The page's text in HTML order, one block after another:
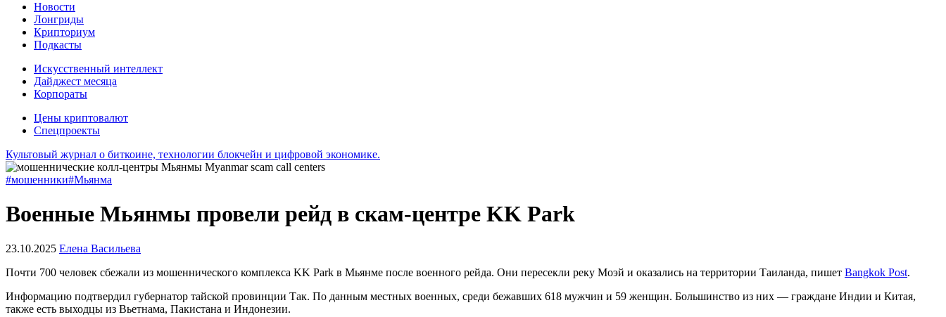
Новости
Лонгриды
Крипториум
Подкасты
Искусственный интеллект
Дайджест месяца
Корпораты
Цены криптовалют
Спецпроекты
Культовый журнал о биткоине, технологии блокчейн и цифровой экономике.
#мошенники#Мьянма
Военные Мьянмы провели рейд в скам-центре KK Park
23.10.2025 Елена Васильева
Почти 700 человек сбежали из мошеннического комплекса KK Park в Мьянме после военного рейда. Они пересекли реку Моэй и оказались на территории Таиланда, пишет Bangkok Post.
Информацию подтвердил губернатор тайской провинции Так. По данным местных военных, среди бежавших 618 мужчин и 59 женщин. Большинство из них — граждане Индии и Китая,
также есть выходцы из Вьетнама, Пакистана и Индонезии.